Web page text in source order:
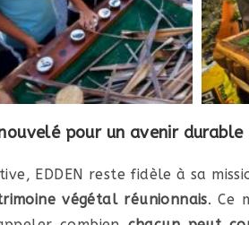
pour un avenir durable
EDDEN reste fidèle à sa
végétal réunionnais. Ce